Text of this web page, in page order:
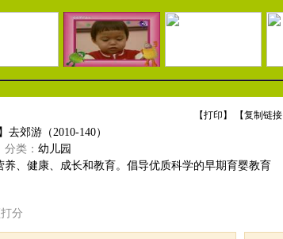
【打印 】 【复制链接
郊游（2010-140）
类： 幼儿园
、健康、成长和教育。倡导优质科学的早期育婴教育
分